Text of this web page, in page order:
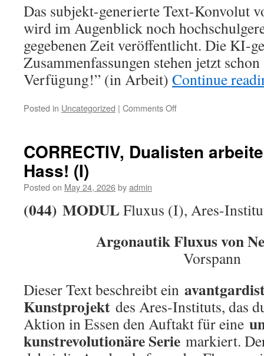
Das subjekt-generierte Text-Konvolut
wird im Augenblick noch
gegebenen Zeit veröffentlicht. Die KI-
Zusammenfassungen stehen jetzt
Verfügung!” (in Arbeit) Continue
Posted in Uncategorized | Comments Offon
per
CORRECTIV, Dualisten
Hass! (I)
Posted on May 24, 2026byadmin
(044) MODULFluxus (I), Ares-
Argonautik Fluxus von
Vorspann
Dieser Text beschreibt ein
Kunstprojekt des Ares-Instituts, das
Aktion in Essen den Auftakt für eine
kunstrevolutionäre Serie markiert.